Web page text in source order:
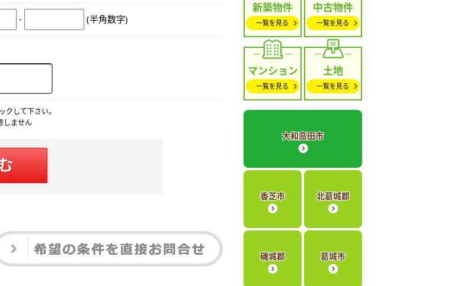
- (半角数字)
して下さい。
しません
新築物件
一覧を見る
中古物件
一覧を見る
マンション
一覧を見る
土地
一覧を見る
大和高田市
香芝市 北葛城郡
磯城郡 葛城市